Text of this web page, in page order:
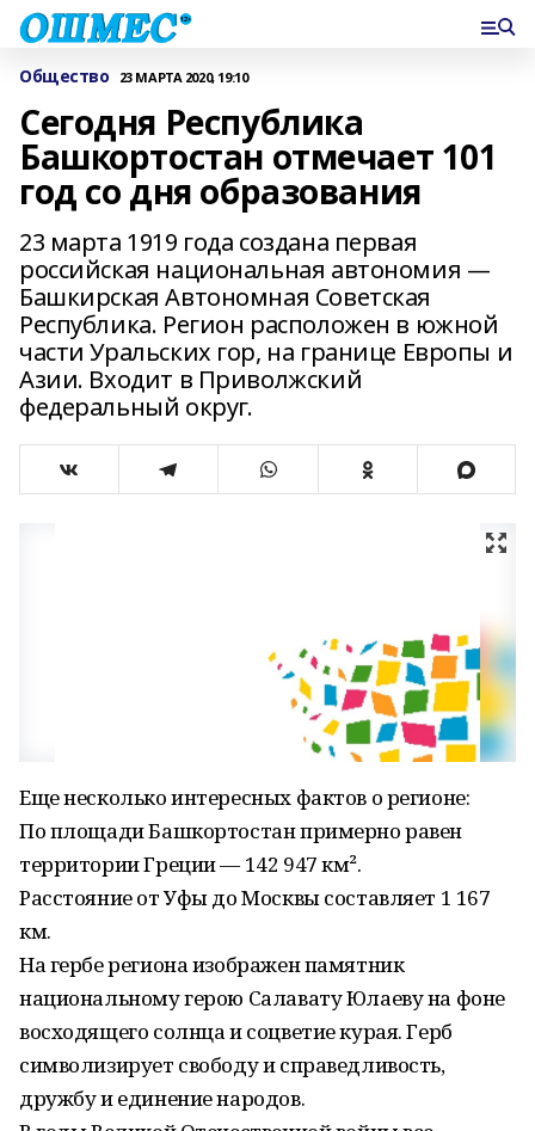
Общество 23 МАРТА 2020, 19:10
Сегодня Республика
Башкортостан отмечает 101
год со дня образования
23 марта 1919 года создана первая
российская национальная автономия —
Башкирская Автономная Советская
Республика. Регион расположен в южной
части Уральских гор, на границе Европы и
Азии. Входит в Приволжский
федеральный округ.
Еще несколько интересных фактов о регионе:
По площади Башкортостан примерно равен
территории Греции — 142 947 км².
Расстояние от Уфы до Москвы составляет 1 167
км.
На гербе региона изображен памятник
национальному герою Салавату Юлаеву на фоне
восходящего солнца и соцветие курая. Герб
символизирует свободу и справедливость,
дружбу и единение народов.